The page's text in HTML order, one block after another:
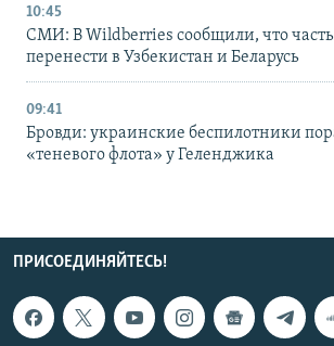
10:45
СМИ: В Wildberries сообщили, что часть
перенести в Узбекистан и Беларусь
09:41
Бровди: украинские беспилотники
«теневого флота» у Геленджика
ПРИСОЕДИНЯЙТЕСЬ!